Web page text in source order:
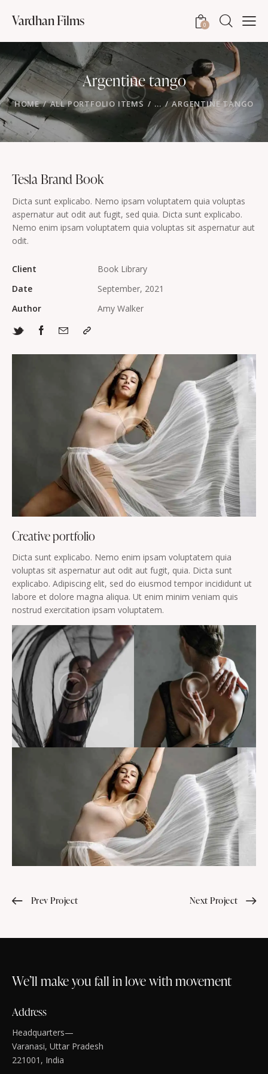
Vardhan Films 0
Argentine tango
HOME ALL PORTFOLIO ITEMS ... ARGENTINE TANGO
Creative portfolio
Dicta sunt explicabo. Nemo enim ipsam voluptatem quia
voluptas sit aspernatur aut odit aut fugit, quia. Dicta sunt
explicabo. Adipiscing elit, sed do eiusmod tempor incididunt ut
labore et dolore magna aliqua. Ut enim minim veniam quis
nostrud exercitation ipsam voluptatem.
Tesla Brand Book
Dicta sunt explicabo. Nemo ipsam voluptatem quia voluptas
aspernatur aut odit aut fugit, sed quia. Dicta sunt explicabo.
Nemo enim ipsam voluptatem quia voluptas sit aspernatur aut
odit.
Client
Book Library
Date
September, 2021
Author
Amy Walker
Prev Project Next Project
We’ll make you fall in love with movement
Address
Headquarters—
Varanasi, Uttar Pradesh
221001, India